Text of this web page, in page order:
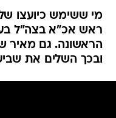
מי ששימש כיועצו
ראש אכ"א בצה"ל
הראשונה. גם מאיר
ובכך השלים את